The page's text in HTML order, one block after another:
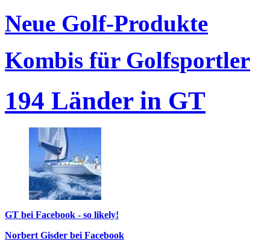
Neue Golf-Produkte
Kombis für Golfsportler
194 Länder in GT
GT bei Facebook - so likely!
Norbert Gisder bei Facebook